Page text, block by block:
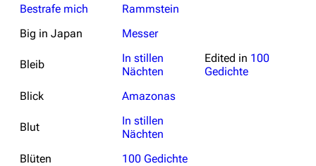
Bestrafe mich
Rammstein
Big in Japan
Messer
Bleib
In stillen
Nächten
Edited in 100
Gedichte
Blick
Amazonas
Blut
In stillen
Nächten
Blüten
100 Gedichte